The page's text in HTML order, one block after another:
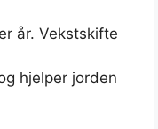
år. Vekstskifte
hjelper jorden